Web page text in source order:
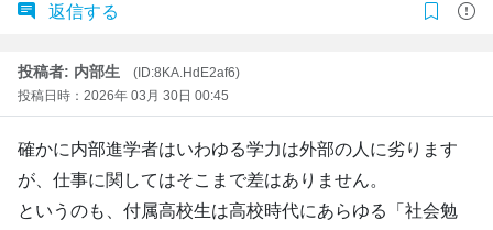
返信する
投稿者: 内部生
(ID:8KA.HdE2af6)
投稿日時：2026年 03月 30日 00:45
確かに内部進学者はいわゆる学力は外部の人に劣ります
が、仕事に関してはそこまで差はありません。
というのも、付属高校生は高校時代にあらゆる「社会勉